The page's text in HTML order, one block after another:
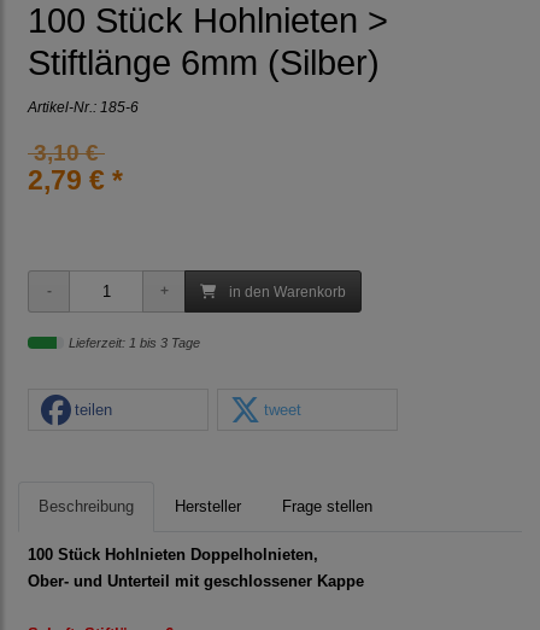
100 Stück Hohlnieten >
Stiftlänge 6mm (Silber)
Artikel-Nr.: 185-6
3,10 €
2,79 € *
in den Warenkorb
Lieferzeit: 1 bis 3 Tage
teilen tweet
Beschreibung Hersteller Frage stellen
100 Stück Hohlnieten Doppelholnieten,
Ober- und Unterteil mit geschlossener Kappe